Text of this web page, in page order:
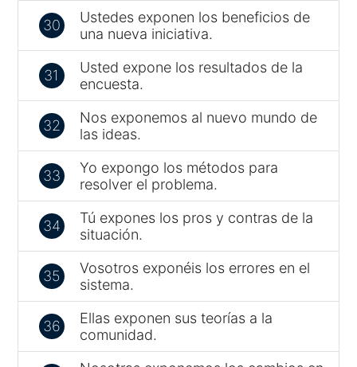
30
Ustedes exponen los beneficios de
una nueva iniciativa.
31
Usted expone los resultados de la
encuesta.
32
Nos exponemos al nuevo mundo de
las ideas.
33
Yo expongo los métodos para
resolver el problema.
34
Tú expones los pros y contras de la
situación.
35
Vosotros exponéis los errores en el
sistema.
36
Ellas exponen sus teorías a la
comunidad.